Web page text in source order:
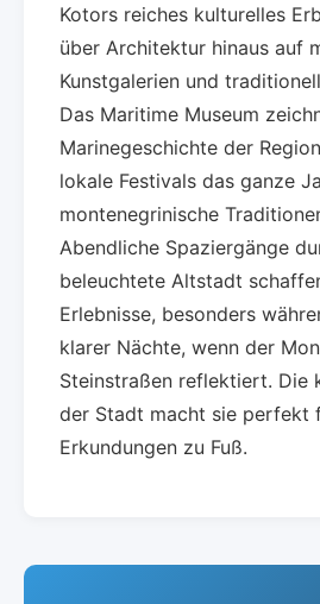
Kotors reiches kulturelles
über Architektur hinaus auf
Kunstgalerien und
Das Maritime Museum
Marinegeschichte der
lokale Festivals das ganze
montenegrinische
Abendliche Spaziergänge
beleuchtete Altstadt
Erlebnisse, besonders
klarer Nächte, wenn der
Steinstraßen reflektiert. Die
der Stadt macht sie perfekt
Erkundungen zu Fuß.